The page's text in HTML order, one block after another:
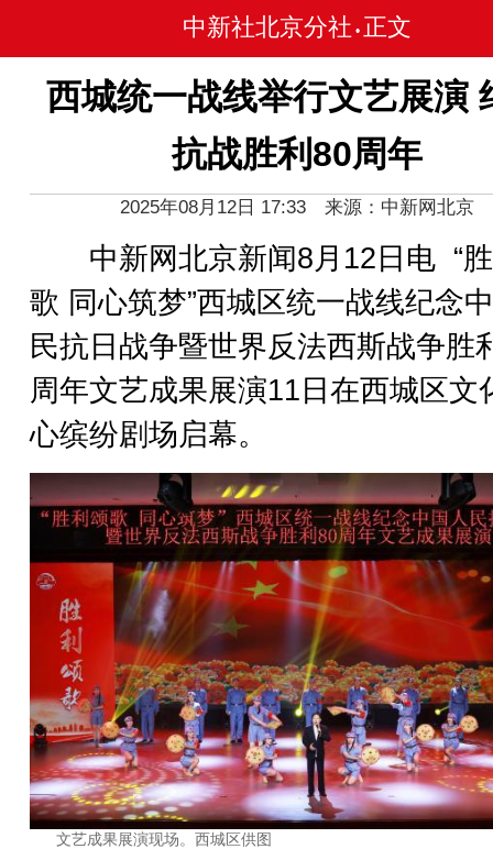
中新社北京分社 • 正文
西城统一战线举行文艺展演
抗战胜利80周年
2025年08月12日 17:33 来源：中新网北京
中新网北京新闻8月12日电 “
歌 同心筑梦”西城区统一战线纪念
民抗日战争暨世界反法西斯战争胜
周年文艺成果展演11日在西城区文
心缤纷剧场启幕。
文艺成果展演现场。西城区供图